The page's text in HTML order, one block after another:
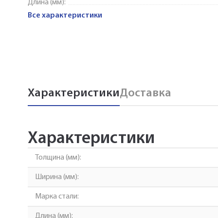
Длина (мм):
Все характеристики
ХарактеристикиДоставка
Характеристики
Толщина (мм):
Ширина (мм):
Марка стали:
Длина (мм):